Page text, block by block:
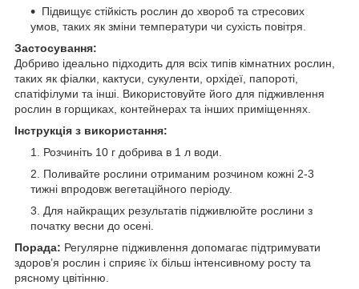
Підвищує стійкість рослин до хвороб та стресових
умов, таких як зміни температури чи сухість повітря.
Застосування:
Добриво ідеально підходить для всіх типів кімнатних рослин,
таких як фіалки, кактуси, сукуленти, орхідеї, папороті,
спатіфілуми та інші. Використовуйте його для підживлення
рослин в горщиках, контейнерах та інших приміщеннях.
Інструкція з використання:
Розчиніть 10 г добрива в 1 л води.
Поливайте рослини отриманим розчином кожні 2-3
тижні впродовж вегетаційного періоду.
Для найкращих результатів підживлюйте рослини з
початку весни до осені.
Порада: Регулярне підживлення допомагає підтримувати
здоров’я рослин і сприяє їх більш інтенсивному росту та
рясному цвітінню.